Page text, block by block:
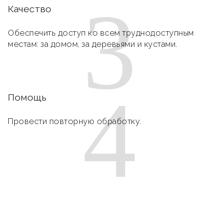
3
Качество
Обеспечить доступ ко всем труднодоступным
местам: за домом, за деревьями и кустами.
4
Помощь
Провести повторную обработку.